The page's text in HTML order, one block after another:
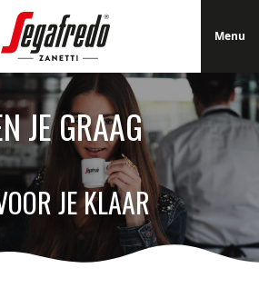
Menu
Menu
JE GRAAG
JE KLAAR